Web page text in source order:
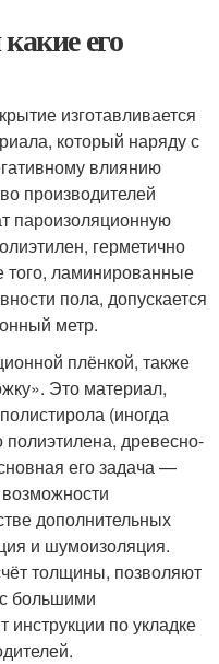
его
изготавливается
который наряду с
влиянию
производителей
пароизоляционную
герметично
ламинированные
пола, допускается
метр.
плёнкой, также
Это материал,
(иногда
древесно-
его задача —
дополнительных
и шумоизоляция.
толщины, позволяют
большими
инструкции по укладке